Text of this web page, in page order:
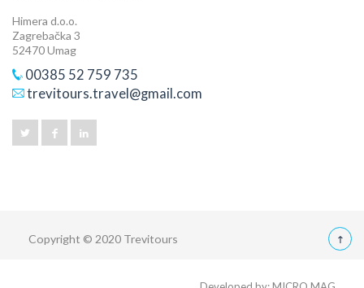
Himera d.o.o.
Zagrebačka 3
52470 Umag
00385 52 759 735
trevitours.travel@gmail.com
Copyright © 2020 Trevitours